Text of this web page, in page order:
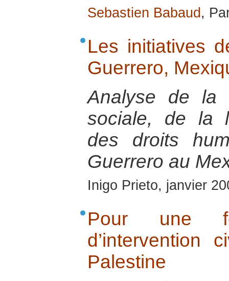
Sebastien Babaud ,
Les initiatives
Guerrero,
Analyse de la
sociale, de la
des droits
Guerrero au
Inigo Prieto, janvier
Pour une
d’intervention
Palestine